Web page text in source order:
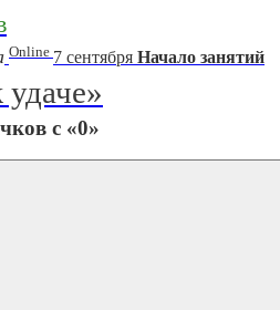
Online 7 сентября Начало занятий
с «0»